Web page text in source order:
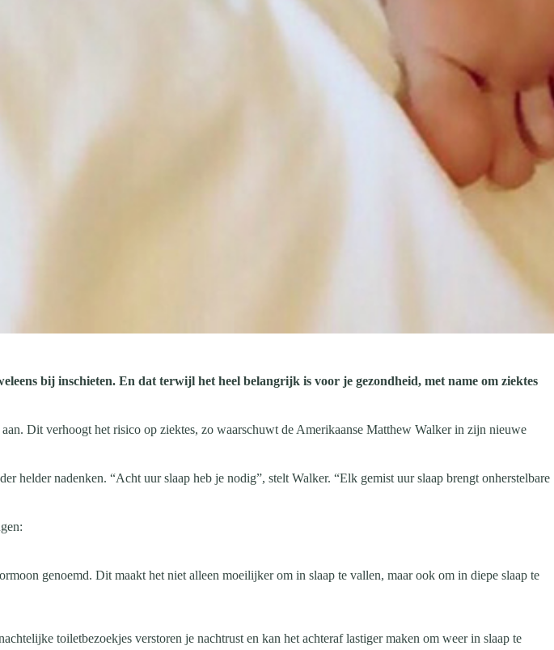
bij inschieten. En dat terwijl het heel belangrijk is voor je gezondheid, met name om ziektes
Dit verhoogt het risico op ziektes, zo waarschuwt de Amerikaanse Matthew Walker in zijn nieuwe
nadenken. “Acht uur slaap heb je nodig”, stelt Walker. “Elk gemist uur slaap brengt onherstelbare
genoemd. Dit maakt het niet alleen moeilijker om in slaap te vallen, maar ook om in diepe slaap te
toiletbezoekjes verstoren je nachtrust en kan het achteraf lastiger maken om weer in slaap te